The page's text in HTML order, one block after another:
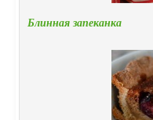
Блинная запеканка